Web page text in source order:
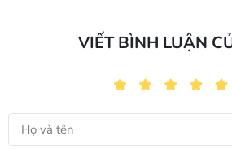
VIẾT BÌNH LUẬN